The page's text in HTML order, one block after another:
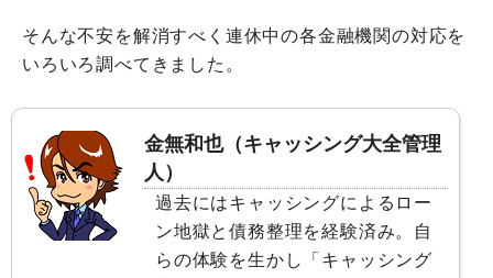
そんな不安を解消すべく連休中の各金融機関の対応を
いろいろ調べてきました。
金無和也（キャッシング大全管理
人）
過去にはキャッシングによるロー
ン地獄と債務整理を経験済み。自
らの体験を生かし「キャッシング